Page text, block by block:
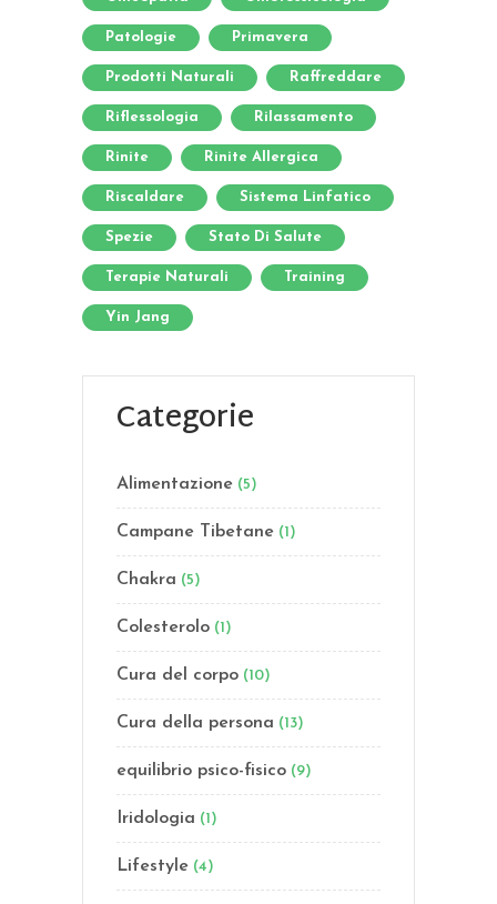
Patologie Primavera
Prodotti Naturali Raffreddare
Riflessologia Rilassamento
Rinite Rinite Allergica
Riscaldare Sistema Linfatico
Spezie Stato Di Salute
Terapie Naturali Training
Yin Jang
Categorie
Alimentazione (5)
Campane Tibetane (1)
Chakra (5)
Colesterolo (1)
Cura del corpo (10)
Cura della persona (13)
equilibrio psico-fisico (9)
Iridologia (1)
Lifestyle (4)